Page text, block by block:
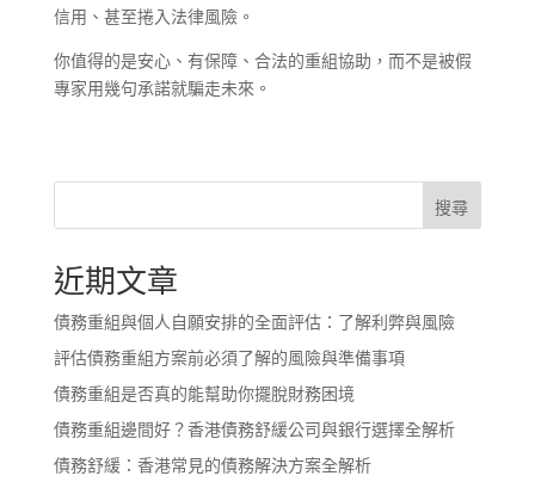
信用、甚至捲入法律風險。
你值得的是安心、有保障、合法的重組協助，而不是被假
專家用幾句承諾就騙走未來。
搜尋
近期文章
債務重組與個人自願安排的全面評估：了解利弊與風險
評估債務重組方案前必須了解的風險與準備事項
債務重組是否真的能幫助你擺脫財務困境
債務重組邊間好？香港債務舒緩公司與銀行選擇全解析
債務舒緩：香港常見的債務解決方案全解析